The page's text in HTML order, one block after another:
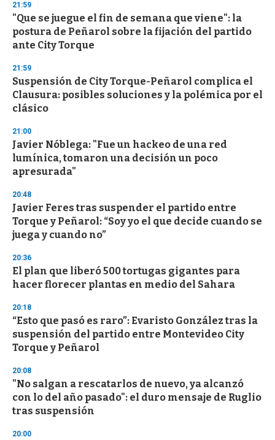
d
s
o
f
3
s
e
c
o
n
21:59
"Que se juegue el fin de semana que viene": la
postura de Peñarol sobre la fijación del partido
ante City Torque
21:59
Suspensión de City Torque-Peñarol complica el
Clausura: posibles soluciones y la polémica por el
clásico
21:00
Javier Nóblega: "Fue un hackeo de una red
lumínica, tomaron una decisión un poco
apresurada"
20:48
Javier Feres tras suspender el partido entre
Torque y Peñarol: “Soy yo el que decide cuando se
juega y cuando no”
20:36
El plan que liberó 500 tortugas gigantes para
hacer florecer plantas en medio del Sahara
20:18
“Esto que pasó es raro”: Evaristo González tras la
suspensión del partido entre Montevideo City
Torque y Peñarol
20:08
"No salgan a rescatarlos de nuevo, ya alcanzó
con lo del año pasado": el duro mensaje de Ruglio
tras suspensión
20:00